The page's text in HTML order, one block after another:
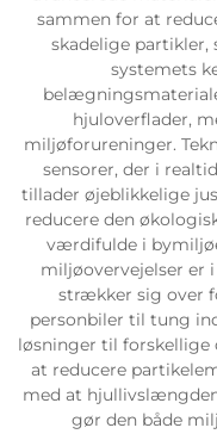
sammen for at
skadelige
systemets
hjuloverflader,
miljøforureninger.
sensorer, der i
tillader øjeblikkelige
reducere den
værdifulde i
miljøovervejelser er
strækker sig over
personbiler til tung
løsninger til forskellige
at reducere
med at
gør den både